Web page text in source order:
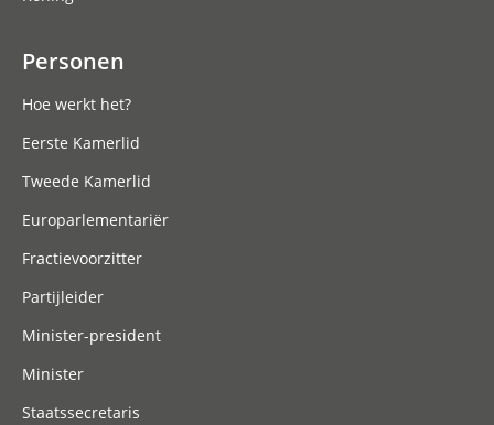
Personen
Hoe werkt het?
Eerste Kamerlid
Tweede Kamerlid
Europarlementariër
Fractievoorzitter
Partijleider
Minister-president
Minister
Staatssecretaris